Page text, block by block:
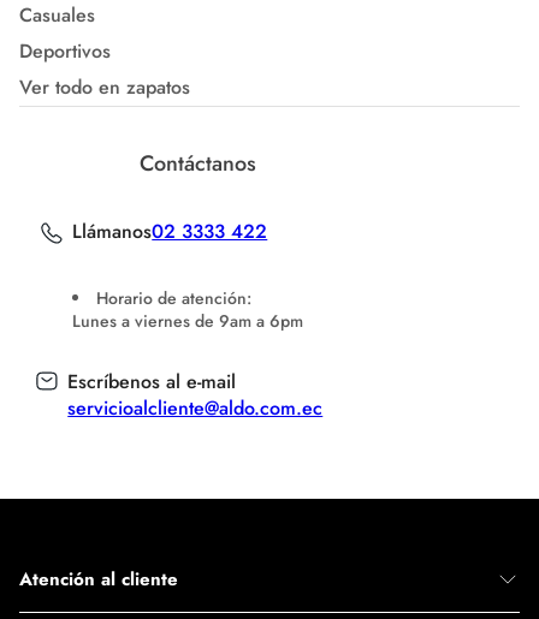
Casuales
Deportivos
Ver todo en zapatos
Contáctanos
Llámanos02 3333 422
Horario de atención:
Lunes a viernes de 9am a 6pm
Escríbenos al e-mail
servicioalcliente@aldo.com.ec
Atención al cliente